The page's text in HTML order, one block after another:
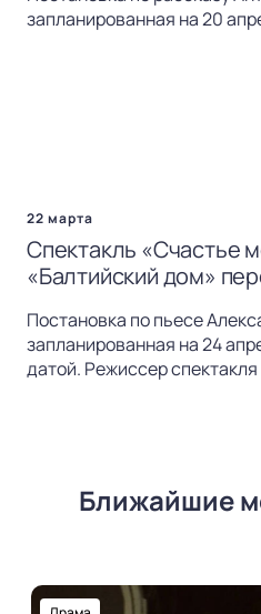
запланированная на 20
22 марта
Спектакль «Счастье
«Балтийский дом»
Постановка по пьесе
запланированная на 24
датой. Режиссер
Ближайшие